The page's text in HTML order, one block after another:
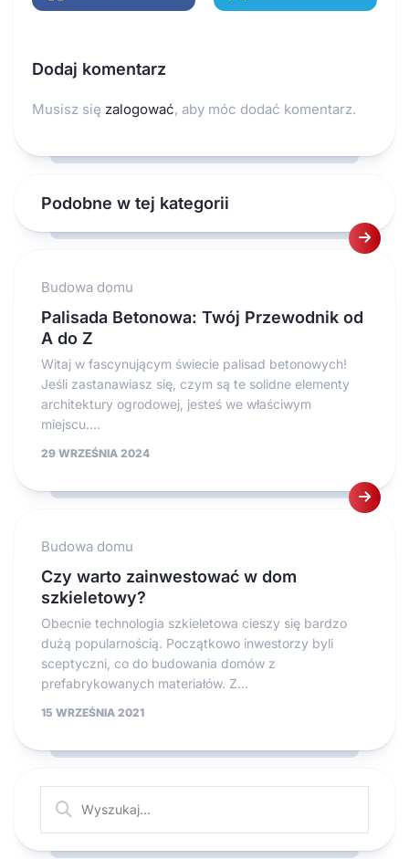
Dodaj komentarz
Musisz się zalogować, aby móc dodać komentarz.
Podobne w tej kategorii
Budowa domu
Palisada Betonowa: Twój Przewodnik od
A do Z
Witaj w fascynującym świecie palisad betonowych!
Jeśli zastanawiasz się, czym są te solidne elementy
architektury ogrodowej, jesteś we właściwym
miejscu....
29 WRZEŚNIA 2024
Budowa domu
Czy warto zainwestować w dom
szkieletowy?
Obecnie technologia szkieletowa cieszy się bardzo
dużą popularnością. Początkowo inwestorzy byli
sceptyczni, co do budowania domów z
prefabrykowanych materiałów. Z...
15 WRZEŚNIA 2021